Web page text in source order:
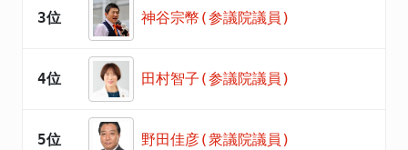
3位 神谷宗幣(参議院議員)
4位 田村智子(参議院議員)
5位 野田佳彦(衆議院議員)